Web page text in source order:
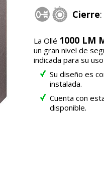
Cierre
La Ollé 1000 LM
un gran nivel de
indicada para su
Su diseño es
instalada.
Cuenta con
disponible.